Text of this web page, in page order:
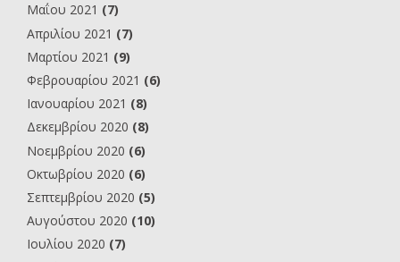
Μαΐου 2021 (7)
Απριλίου 2021 (7)
Μαρτίου 2021 (9)
Φεβρουαρίου 2021 (6)
Ιανουαρίου 2021 (8)
Δεκεμβρίου 2020 (8)
Νοεμβρίου 2020 (6)
Οκτωβρίου 2020 (6)
Σεπτεμβρίου 2020 (5)
Αυγούστου 2020 (10)
Ιουλίου 2020 (7)